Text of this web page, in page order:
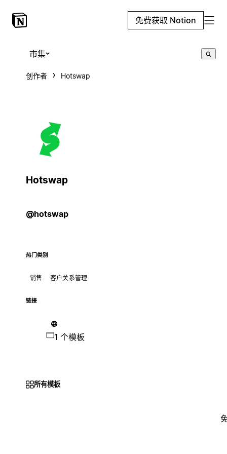
免费获取 Notion
市集
创作者 Hotswap
Hotswap
@hotswap
热门类别
销售 客户关系管理
链接
1 个模板
所有模板